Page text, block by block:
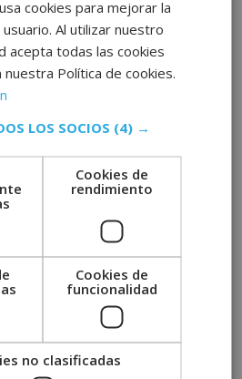
ver y escuchar. Por tanto, los
centrarse en temas
y que a su vez resulten
empezar o qué estrategia se
a continuación, te
que tengas en cuenta.
a través de redes sociales
son una de las tendencias
momento en cuanto a
y empresas. A lo largo de
de van uniendo y
cookies para mejorar la
Al utilizar nuestro
acepta todas las cookies
Política de cookies.
LOS SOCIOS (4) →
Cookies de
rendimiento
Cookies de
funcionalidad
no clasificadas